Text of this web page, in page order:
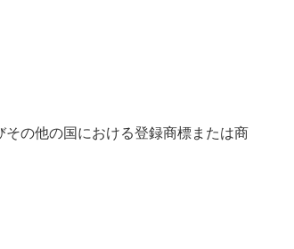
の他の国における登録商標または商